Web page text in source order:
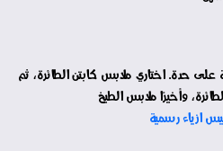
حدة. اختاري ملابس كابتن الطائرة، ثم
وأخيرًا ملابس الطبخ
ازياء رسمية